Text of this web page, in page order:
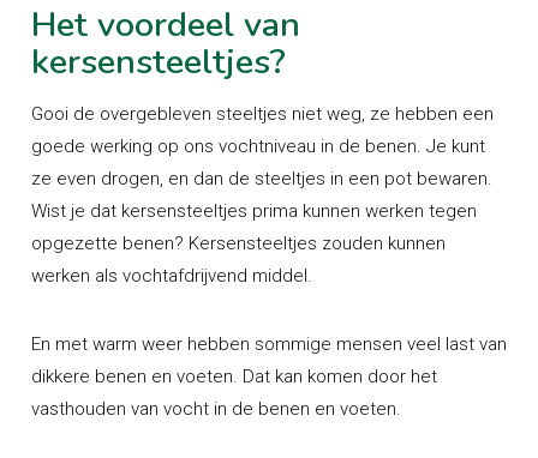
Het voordeel van
kersensteeltjes?
Gooi de overgebleven steeltjes niet weg, ze hebben een
goede werking op ons vochtniveau in de benen. Je kunt
ze even drogen, en dan de steeltjes in een pot bewaren.
Wist je dat kersensteeltjes prima kunnen werken tegen
opgezette benen? Kersensteeltjes zouden kunnen
werken als vochtafdrijvend middel.
En met warm weer hebben sommige mensen veel last van
dikkere benen en voeten. Dat kan komen door het
vasthouden van vocht in de benen en voeten.